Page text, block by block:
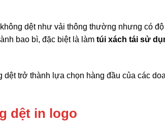
dệt như vải thông thường nhưng có
bao bì, đặc biệt là làm túi xách tái sử
dệt trở thành lựa chọn hàng đầu của các
dệt in logo